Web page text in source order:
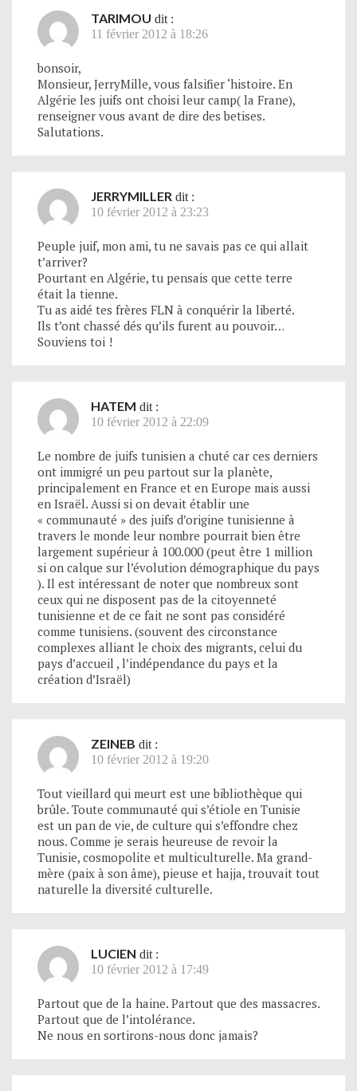
TARIMOU dit :
11 février 2012 à 18:26
bonsoir,
Monsieur, JerryMille, vous falsifier ‘histoire. En
Algérie les juifs ont choisi leur camp( la Frane),
renseigner vous avant de dire des betises.
Salutations.
JERRYMILLER dit :
10 février 2012 à 23:23
Peuple juif, mon ami, tu ne savais pas ce qui allait
t’arriver?
Pourtant en Algérie, tu pensais que cette terre
était la tienne.
Tu as aidé tes frères FLN à conquérir la liberté.
Ils t’ont chassé dés qu’ils furent au pouvoir…
Souviens toi !
HATEM dit :
10 février 2012 à 22:09
Le nombre de juifs tunisien a chuté car ces derniers
ont immigré un peu partout sur la planète,
principalement en France et en Europe mais aussi
en Israël. Aussi si on devait établir une
« communauté » des juifs d’origine tunisienne à
travers le monde leur nombre pourrait bien être
largement supérieur à 100.000 (peut être 1 million
si on calque sur l’évolution démographique du pays
). Il est intéressant de noter que nombreux sont
ceux qui ne disposent pas de la citoyenneté
tunisienne et de ce fait ne sont pas considéré
comme tunisiens. (souvent des circonstance
complexes alliant le choix des migrants, celui du
pays d’accueil , l’indépendance du pays et la
création d’Israël)
ZEINEB dit :
10 février 2012 à 19:20
Tout vieillard qui meurt est une bibliothèque qui
brûle. Toute communauté qui s’étiole en Tunisie
est un pan de vie, de culture qui s’effondre chez
nous. Comme je serais heureuse de revoir la
Tunisie, cosmopolite et multiculturelle. Ma grand-
mère (paix à son âme), pieuse et hajja, trouvait tout
naturelle la diversité culturelle.
LUCIEN dit :
10 février 2012 à 17:49
Partout que de la haine. Partout que des massacres.
Partout que de l’intolérance.
Ne nous en sortirons-nous donc jamais?